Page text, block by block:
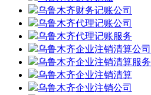
乌鲁木齐财务记账公司
乌鲁木齐代理记账公司
乌鲁木齐代理记账服务
乌鲁木齐企业注销清算公司
乌鲁木齐企业注销清算服务
乌鲁木齐企业注销清算
乌鲁木齐企业注销公司